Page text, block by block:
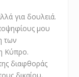
για δουλειά.
μου
των
Κύπρο.
διαφθοράς